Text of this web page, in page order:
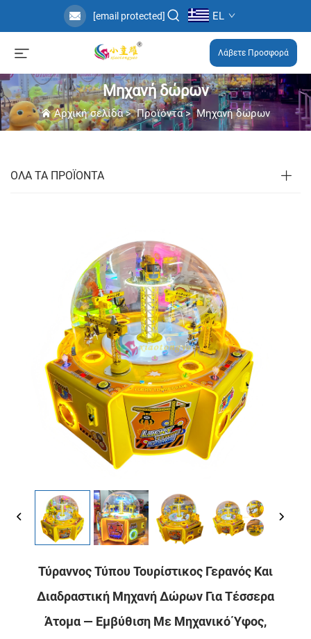
[email protected] EL
Λάβετε Προσφορά
Μηχανή δώρων
Αρχική σελίδα>Προϊόντα>Μηχανή δώρων
ΟΛΑ ΤΑ ΠΡΟΪΟΝΤΑ
Τύραννος Τύπου Τουρίστικος Γερανός Και
Διαδραστική Μηχανή Δώρων Για Τέσσερα
Άτομα — Εμβύθιση Με Μηχανικό Ύφος,